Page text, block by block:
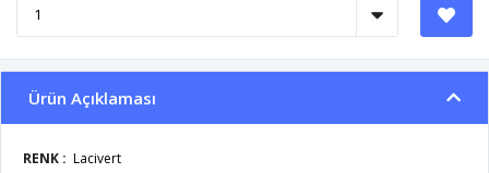
Ürün Açıklaması
RENK : Lacivert